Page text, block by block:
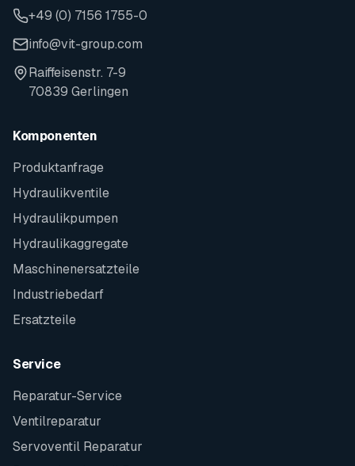
+49 (0) 7156 1755-0
info@vit-group.com
Raiffeisenstr. 7-9
70839 Gerlingen
Komponenten
Produktanfrage
Hydraulikventile
Hydraulikpumpen
Hydraulikaggregate
Maschinenersatzteile
Industriebedarf
Ersatzteile
Service
Reparatur-Service
Ventilreparatur
Servoventil Reparatur